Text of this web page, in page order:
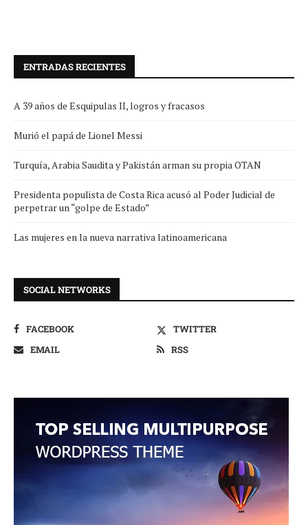
ENTRADAS RECIENTES
A 39 años de Esquipulas II, logros y fracasos
Murió el papá de Lionel Messi
Turquía, Arabia Saudita y Pakistán arman su propia OTAN
Presidenta populista de Costa Rica acusó al Poder Judicial de
perpetrar un “golpe de Estado”
Las mujeres en la nueva narrativa latinoamericana
SOCIAL NETWORKS
FACEBOOK
TWITTER
EMAIL
RSS